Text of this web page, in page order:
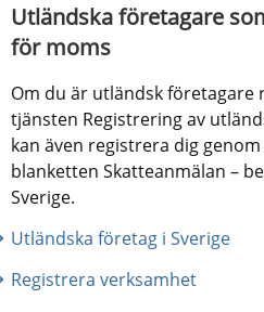
Utländska företagare
för moms
Om du är utländsk företagare
tjänsten Registrering av
kan även registrera dig
blanketten Skatteanmälan –
Sverige.
Utländska företag i Sverige
Registrera verksamhet